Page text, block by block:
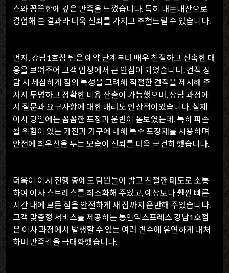
스와 꼼꼼함에 깊은 만족을 느꼈습니다. 특히 내돈내산으로
경험해 본 결과라 더욱 신뢰를 가지고 추천드릴 수 있습니다.
먼저, 강남1호점 팀은 예약 단계부터 매우 친절하고 신속한 대
응을 보여주어 고객 입장에서 큰 안심이 되었습니다. 견적 상
담 시 세심하게 짐의 특성을 고려해 적절한 견적을 제시해 주
셔서 투명하고 정확한 비용 산출이 가능했으며, 상담 과정에
서 질문과 요구사항에 대한 배려도 인상적이었습니다. 실제
이사 당일에는 꼼꼼한 포장과 운반이 돋보였는데, 특히 파손
될 위험이 있는 가전과 가구에 대해 특수 포장재를 사용하며
안전에 최우선을 두는 모습이 신뢰를 더욱 굳건히 했습니다.
더욱이 이사 진행 중에도 팀원들이 밝고 친절한 태도로 소통
하여 이사 스트레스를 최소화해 주었고, 예상보다 훨씬 빠른
시간 내에 모든 짐을 안전하게 새 집까지 운반해 주었습니다.
고객 맞춤형 서비스를 제공하는 통인익스프레스 강남1호점
은 이사 과정에서 발생할 수 있는 여러 변수에 유연하게 대처
하며 만족감을 극대화했습니다.